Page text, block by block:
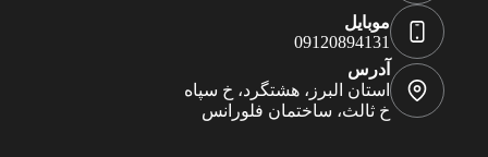
موبایل
09120894131
آدرس
استان البرز، هشتگرد، خ سپاه
خ ثالث، ساختمان فلورانس